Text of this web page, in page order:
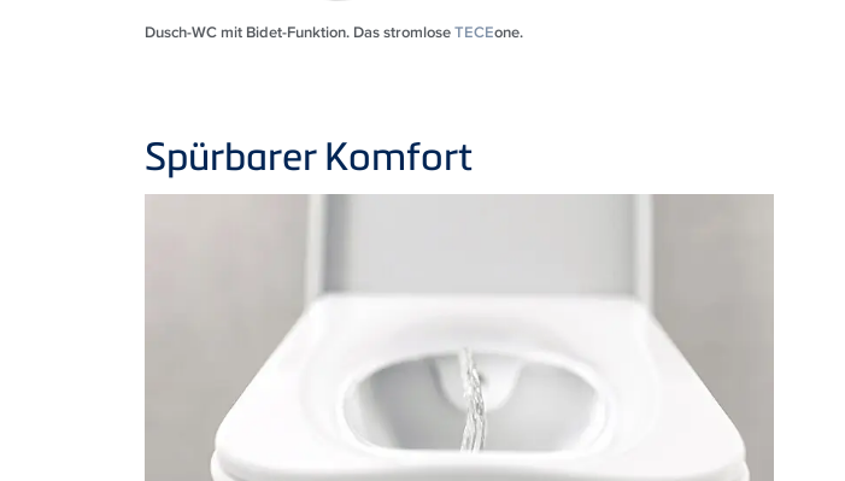
Dusch-WC mit Bidet-Funktion. Das stromloseTECEone.
Spürbarer Komfort